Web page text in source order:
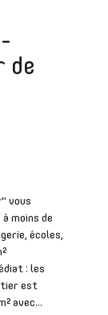
de
vous
moins de
écoles,
: les
est
avec...